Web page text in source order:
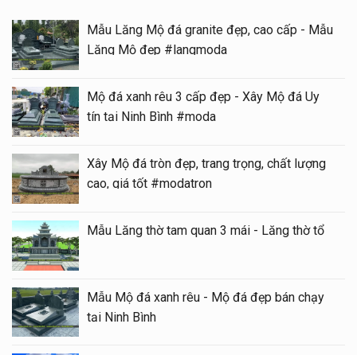
Mẫu Lăng Mộ đá granite đẹp, cao cấp - Mẫu
Lăng Mộ đẹp #langmoda
Mộ đá xanh rêu 3 cấp đẹp - Xây Mộ đá Uy
tín tại Ninh Bình #moda
Xây Mộ đá tròn đẹp, trang trọng, chất lượng
cao, giá tốt #modatron
Mẫu Lăng thờ tam quan 3 mái - Lăng thờ tổ
Mẫu Mộ đá xanh rêu - Mộ đá đẹp bán chạy
tại Ninh Bình